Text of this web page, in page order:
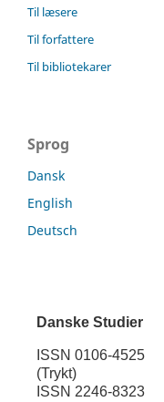
Til læsere
Til forfattere
Til bibliotekarer
Sprog
Dansk
English
Deutsch
Danske Studier
ISSN 0106-4525
(Trykt)
ISSN 2246-8323